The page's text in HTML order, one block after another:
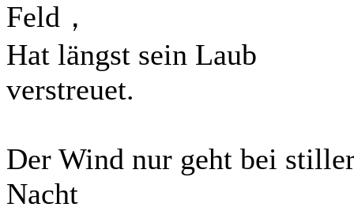
Feld，
Hat längst sein Laub
verstreuet.
Der Wind nur geht bei
Nacht